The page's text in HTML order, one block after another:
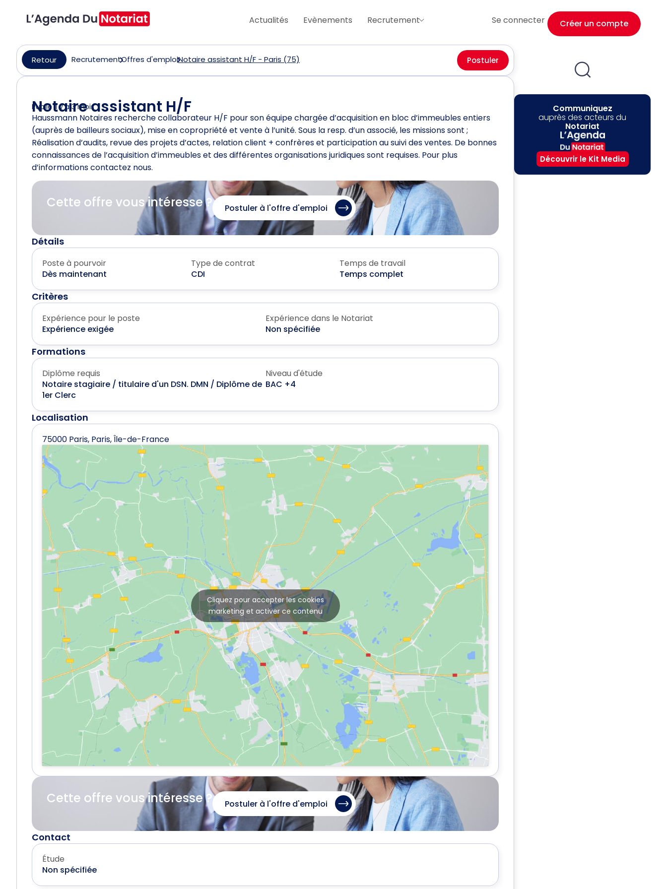
Actualités Evènements Recrutement Se connecter Créer un compte
Retour RecrutementOffres d'emploiNotaire assistant H/F - Paris (75) Postuler
Notaire assistant H/F
Publié il y a 3 mois
Haussmann Notaires recherche collaborateur H/F pour son équipe chargée d’acquisition en bloc d’immeubles entiers
(auprès de bailleurs sociaux), mise en copropriété et vente à l’unité. Sous la resp. d’un associé, les missions sont ;
Réalisation d’audits, revue des projets d’actes, relation client + confrères et participation au suivi des ventes. De bonnes
connaissances de l’acquisition d’immeubles et des différentes organisations juridiques sont requises. Pour plus
d’informations contactez nous.
Cette offre vous intéresse ? Postuler à l'offre d'emploi
Détails
Poste à pourvoir
Dès maintenant
Type de contrat
CDI
Temps de travail
Temps complet
Critères
Expérience pour le poste
Expérience exigée
Expérience dans le Notariat
Non spécifiée
Formations
Diplôme requis
Notaire stagiaire / titulaire d'un DSN. DMN / Diplôme de
1er Clerc
Niveau d'étude
BAC +4
Localisation
75000 Paris, Paris, Île-de-France
Cliquez pour accepter les cookies
marketing et activer ce contenu
Cette offre vous intéresse ? Postuler à l'offre d'emploi
Contact
Étude
Non spécifiée
Communiquez
auprès des acteurs du
Notariat
Découvrir le Kit Media